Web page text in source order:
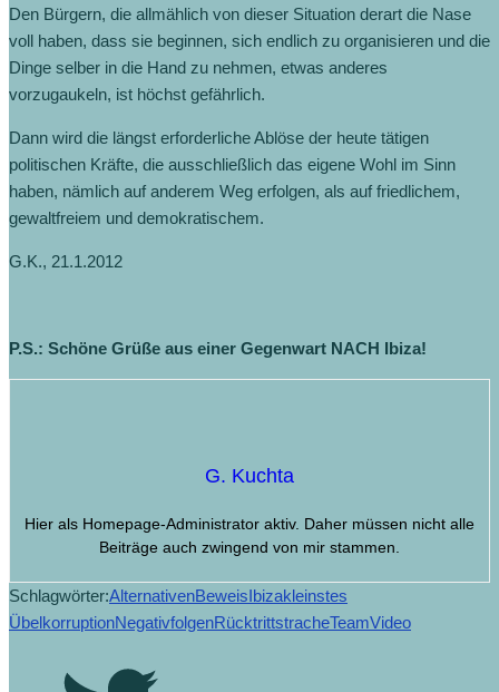
Den Bürgern, die allmählich von dieser Situation derart die Nase
voll haben, dass sie beginnen, sich endlich zu organisieren und die
Dinge selber in die Hand zu nehmen, etwas anderes
vorzugaukeln, ist höchst gefährlich.
Dann wird die längst erforderliche Ablöse der heute tätigen
politischen Kräfte, die ausschließlich das eigene Wohl im Sinn
haben, nämlich auf anderem Weg erfolgen, als auf friedlichem,
gewaltfreiem und demokratischem.
G.K., 21.1.2012
P.S.: Schöne Grüße aus einer Gegenwart NACH Ibiza!
G. Kuchta
Hier als Homepage-Administrator aktiv. Daher müssen nicht alle
Beiträge auch zwingend von mir stammen.
Schlagwörter:AlternativenBeweisIbizakleinstes
ÜbelkorruptionNegativfolgenRücktrittstracheTeamVideo